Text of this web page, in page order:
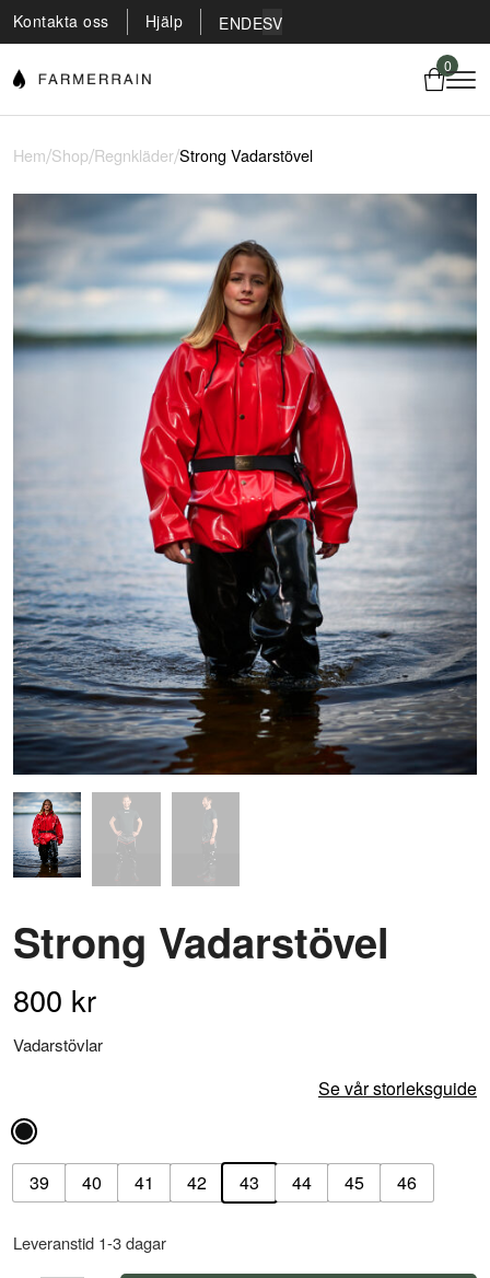
Kontakta oss Hjälp ENDESV
0
Hem/Shop/Regnkläder/Strong Vadarstövel
Strong Vadarstövel
800 kr
Vadarstövlar
Se vår storleksguide
39 40 41 42 43 44 45 46
Leveranstid 1-3 dagar